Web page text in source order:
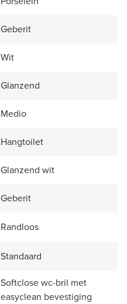
Geberit
Wit
Glanzend
Medio
Hangtoilet
Glanzend wit
Geberit
Randloos
Standaard
Softclose wc-bril met
easyclean bevestiging